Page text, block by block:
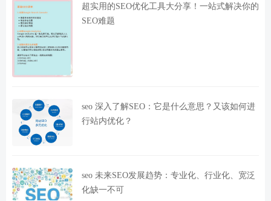
超实用的SEO优化工具大分享！一站式解决你的
SEO难题
seo 深入了解SEO：它是什么意思？又该如何进
行站内优化？
seo 未来SEO发展趋势：专业化、行业化、宽泛
化缺一不可